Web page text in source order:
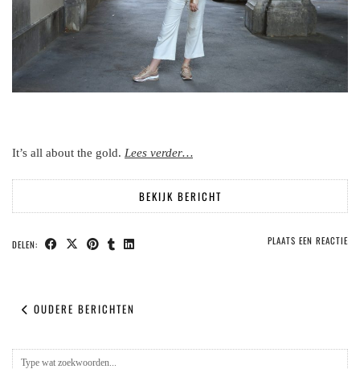
It’s all about the gold. Lees verder…
BEKIJK BERICHT
DELEN: PLAATS EEN REACTIE
OUDERE BERICHTEN